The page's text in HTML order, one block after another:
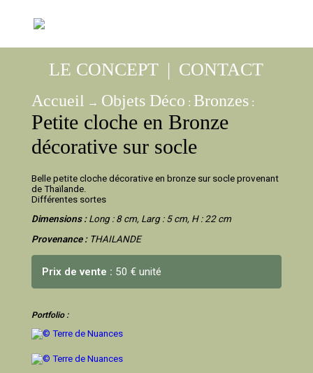
LE CONCEPT | CONTACT
Accueil → Objets Déco : Bronzes:
Petite cloche en Bronze
décorative sur socle
Belle petite cloche décorative en bronze sur socle provenant
de Thaïlande.
Différentes sortes
Dimensions :Long : 8 cm, Larg : 5 cm, H : 22 cm
Provenance :THAILANDE
Prix de vente : 50 € unité
Portfolio :